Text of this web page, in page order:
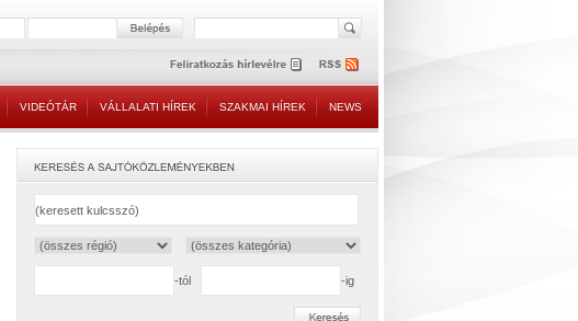
VIDEÓTÁR VÁLLALATI HÍREK SZAKMAI HÍREK NEWS
-tól -ig